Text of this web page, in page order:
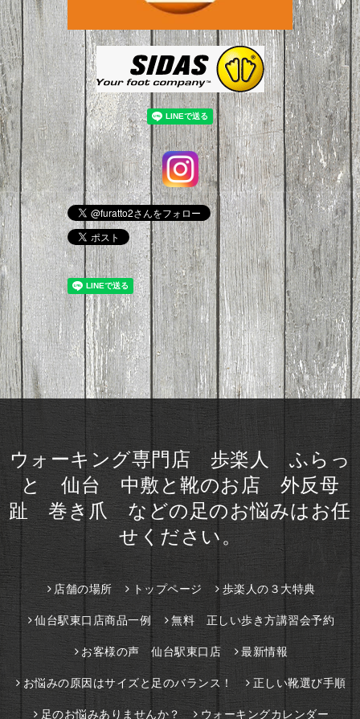
ウォーキング専門店 歩楽人 ふらっ
と 仙台 中敷と靴のお店 外反母
趾 巻き爪 などの足のお悩みはお任
せください。
店舗の場所 トップページ 歩楽人の３大特典
仙台駅東口店商品一例 無料 正しい歩き方講習会予約
お客様の声 仙台駅東口店 最新情報
お悩みの原因はサイズと足のバランス！ 正しい靴選び手順
足のお悩みありませんか？ ウォーキングカレンダー